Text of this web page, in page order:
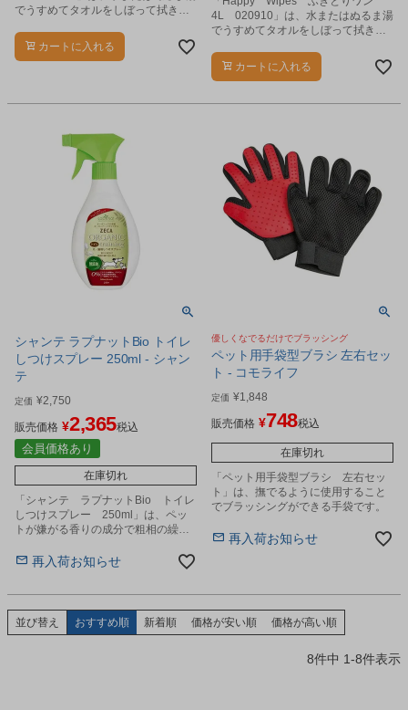
でうすめてタオルをしぼって拭き取
カートに入れる
4L 020910」は、水またはぬるま湯
でうすめてタオルをしぼって拭き取
カートに入れる
シャンテ ラプナットBio トイレ
しつけスプレー 250ml - シャン
テ
定価 ¥2,750
販売価格 ¥2,365税込
会員価格あり
在庫切れ
「シャンテ ラプナットBio トイレ
しつけスプレー 250ml」は、ペッ
トが嫌がる香りの成分で粗相の繰り
再入荷お知らせ
優しくなでるだけでブラッシング
ペット用手袋型ブラシ 左右セッ
ト - コモライフ
定価 ¥1,848
販売価格 ¥748税込
在庫切れ
「ペット用手袋型ブラシ 左右セッ
ト」は、撫でるように使用すること
でブラッシングができる手袋です。
再入荷お知らせ
並び替え おすすめ順 新着順 価格が安い順 価格が高い順
8件中 1-8件表示